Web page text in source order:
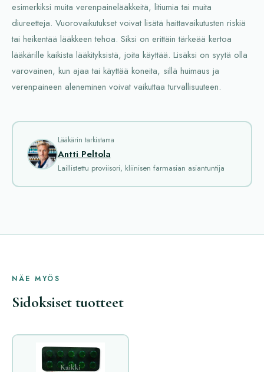
esimerkiksi muita verenpainelääkkeitä, litiumia tai muita
diureetteja. Vuorovaikutukset voivat lisätä haittavaikutusten riskiä
tai heikentää lääkkeen tehoa. Siksi on erittäin tärkeää kertoa
lääkärille kaikista lääkityksistä, joita käyttää. Lisäksi on syytä olla
varovainen, kun ajaa tai käyttää koneita, sillä huimaus ja
verenpaineen aleneminen voivat vaikuttaa turvallisuuteen.
Lääkärin tarkistama
Antti Peltola
Laillistettu proviisori, kliinisen farmasian asiantuntija
NÄE MYÖS
Sidoksiset tuotteet